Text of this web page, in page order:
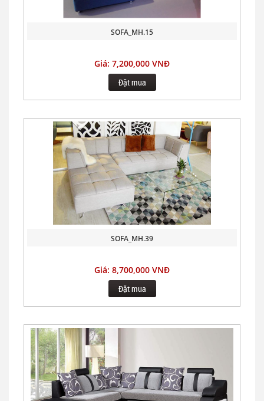
SOFA_MH.15
Giá: 7,200,000 VNĐ
Đặt mua
SOFA_MH.39
Giá: 8,700,000 VNĐ
Đặt mua